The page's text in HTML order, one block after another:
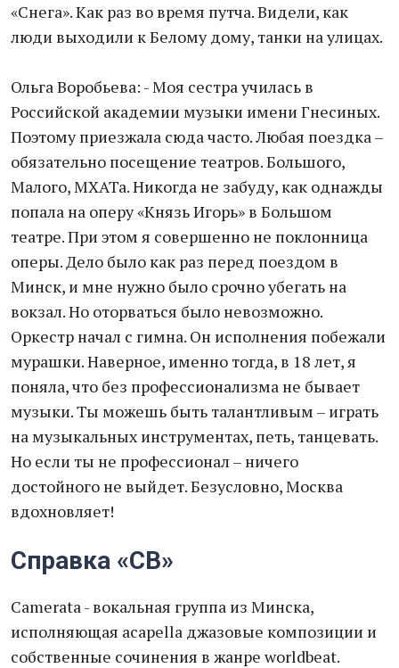
«Снега». Как раз во время путча. Видели, как
люди выходили к Белому дому, танки на улицах.
Ольга Воробьева: - Моя сестра училась в
Российской академии музыки имени Гнесиных.
Поэтому приезжала сюда часто. Любая поездка –
обязательно посещение театров. Большого,
Малого, МХАТа. Никогда не забуду, как однажды
попала на оперу «Князь Игорь» в Большом
театре. При этом я совершенно не поклонница
оперы. Дело было как раз перед поездом в
Минск, и мне нужно было срочно убегать на
вокзал. Но оторваться было невозможно.
Оркестр начал с гимна. Он исполнения побежали
мурашки. Наверное, именно тогда, в 18 лет, я
поняла, что без профессионализма не бывает
музыки. Ты можешь быть талантливым – играть
на музыкальных инструментах, петь, танцевать.
Но если ты не профессионал – ничего
достойного не выйдет. Безусловно, Москва
вдохновляет!
Справка «СВ»
Camerata - вокальная группа из Минска,
исполняющая acapella джазовые композиции и
собственные сочинения в жанре worldbeat.